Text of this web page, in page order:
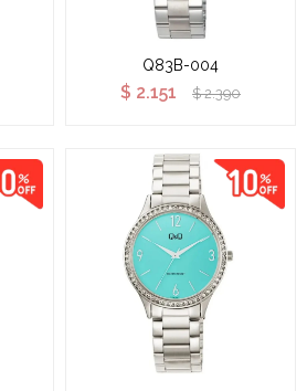
Q83B-004
$ 2.151 $ 2.390